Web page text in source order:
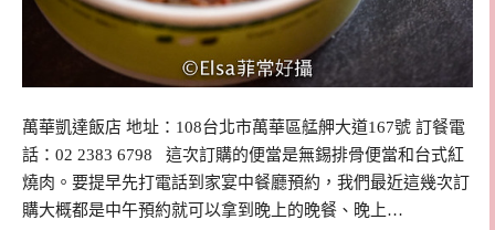
萬華凱達飯店 地址：108台北市萬華區艋舺大道167號 訂餐電
話：02 2383 6798 這次訂購的便當是無錫排骨便當和台式紅
燒肉。要提早先打電話到家宴中餐廳預約，我們最近這幾次訂
購大概都是中午預約就可以拿到晚上的晚餐、晚上…